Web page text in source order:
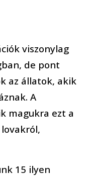
viszonylag
de pont
az állatok, akik
A
magukra ezt a
15 ilyen